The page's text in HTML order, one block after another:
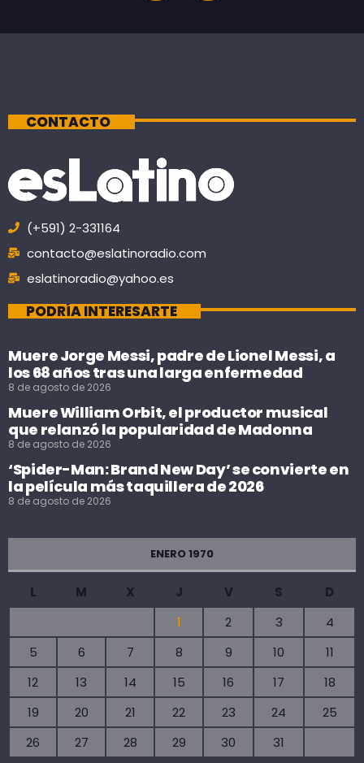
CONTACTO
(+591) 2-331164
contacto@eslatinoradio.com
eslatinoradio@yahoo.es
PODRÍA INTERESARTE
Muere Jorge Messi, padre de Lionel Messi, a
los 68 años tras una larga enfermedad
8 de agosto de 2026
Muere William Orbit, el productor musical
que relanzó la popularidad de Madonna
8 de agosto de 2026
‘Spider-Man: Brand New Day’ se convierte en
la película más taquillera de 2026
8 de agosto de 2026
ENERO 1970
L M X J V S
D
1
2 3
4
5
6 7 8 9 10
11
12
13 14 15 16 17
18
19
20 21 22 23 24
25
26
27 28 29 30
31